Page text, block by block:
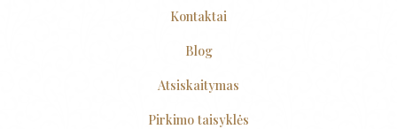
Kontaktai
Blog
Atsiskaitymas
Pirkimo taisyklės